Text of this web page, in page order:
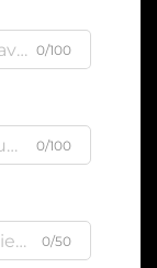
0/100
0/100
0/50